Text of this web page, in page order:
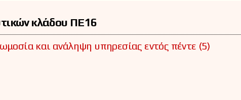
κλάδου ΠΕ16
και ανάληψη υπηρεσίας εντός πέντε (5)